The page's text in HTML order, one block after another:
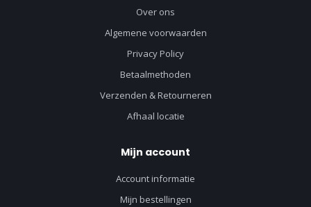
Over ons
Algemene voorwaarden
Privacy Policy
Betaalmethoden
Verzenden & Retourneren
Afhaal locatie
Mijn account
Account informatie
Mijn bestellingen